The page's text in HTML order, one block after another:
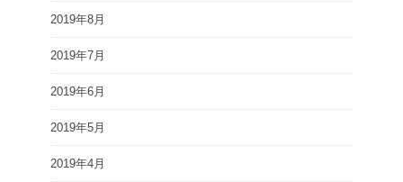
2019年8月
2019年7月
2019年6月
2019年5月
2019年4月